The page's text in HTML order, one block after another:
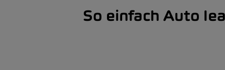
So einfach Auto